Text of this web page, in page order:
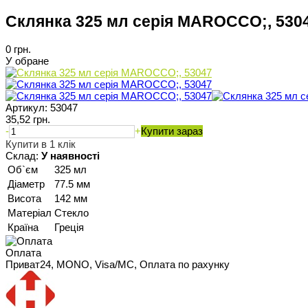
Склянка 325 мл серія MAROCCO;,
0 грн.
У обране
Артикул: 53047
35,52 грн.
-
+Купити зараз
Купити в 1 клік
Склад: У наявності
Об`єм
325 мл
Діаметр
77.5 мм
Висота
142 мм
Матеріал Стекло
Країна
Греція
Оплата
Приват24, MONO, Visa/MC, Оплата по рахунку